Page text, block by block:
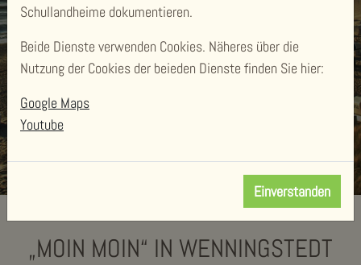
STRANDSTRASSE 9, 25996 WENNINGSTEDT
„MOIN MOIN“ IN WENNINGSTEDT
Schullandheime dokumentieren.
Beide Dienste verwenden Cookies. Näheres über die
Nutzung der Cookies der beieden Dienste finden Sie hier:
Google Maps
Youtube
Einverstanden